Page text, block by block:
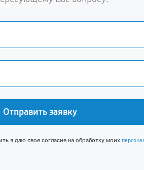
Отправить заявку
я даю свое согласие на обработку моих